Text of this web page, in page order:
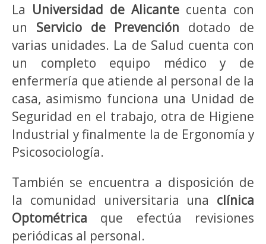
La Universidad de Alicante cuenta con
un Servicio de Prevención dotado de
varias unidades. La de Salud cuenta con
un completo equipo médico y de
enfermería que atiende al personal de la
casa, asimismo funciona una Unidad de
Seguridad en el trabajo, otra de Higiene
Industrial y finalmente la de Ergonomía y
Psicosociología.
También se encuentra a disposición de
la comunidad universitaria una clínica
Optométrica que efectúa revisiones
periódicas al personal.